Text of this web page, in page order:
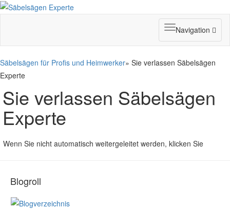
Toggle
navigation
Navigation
Säbelsägen für Profis und Heimwerker» Sie verlassen Säbelsägen
Experte
Sie verlassen Säbelsägen
Experte
Wenn Sie nicht automatisch weitergeleitet werden, klicken Sie
Blogroll